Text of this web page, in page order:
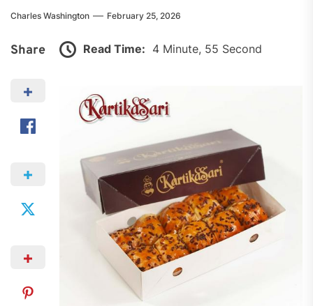
Charles Washington February 25, 2026
Share Read Time: 4 Minute, 55 Second